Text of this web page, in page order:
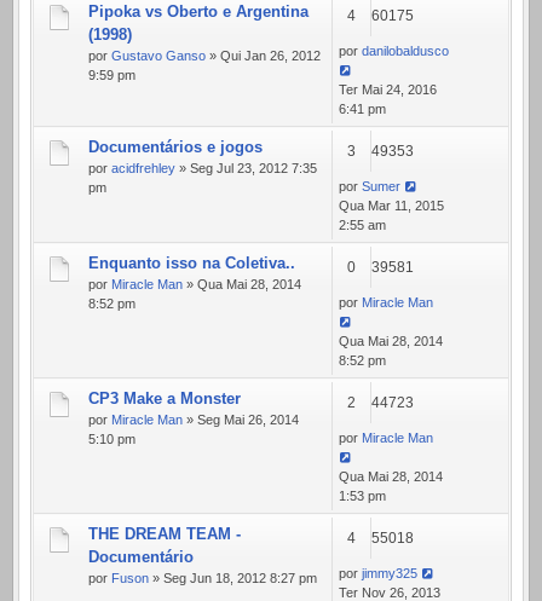
Pipoka vs Oberto e Argentina
(1998)
por Gustavo Ganso » Qui Jan 26, 2012
9:59 pm
4 60175
por danilobaldusco
Ter Mai 24, 2016
6:41 pm
Documentários e jogos
por acidfrehley » Seg Jul 23, 2012 7:35
pm
3 49353
por Sumer
Qua Mar 11, 2015
2:55 am
Enquanto isso na Coletiva..
por Miracle Man » Qua Mai 28, 2014
8:52 pm
0 39581
por Miracle Man
Qua Mai 28, 2014
8:52 pm
CP3 Make a Monster
por Miracle Man » Seg Mai 26, 2014
5:10 pm
2 44723
por Miracle Man
Qua Mai 28, 2014
1:53 pm
THE DREAM TEAM -
Documentário
por Fuson » Seg Jun 18, 2012 8:27 pm
4 55018
por jimmy325
Ter Nov 26, 2013